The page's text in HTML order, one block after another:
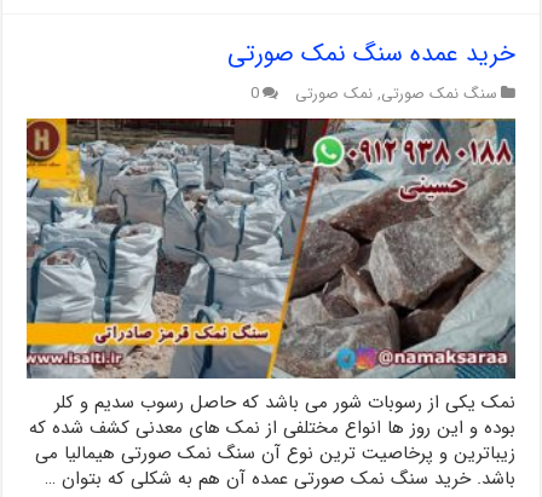
خرید عمده سنگ نمک صورتی
سنگ نمک صورتی, نمک صورتی 0
نمک یکی از رسوبات شور می باشد که حاصل رسوب سدیم و کلر
بوده و این روز ها انواع مختلفی از نمک ‌های معدنی کشف شده که
زیباترین و پرخاصیت ترین نوع آن سنگ نمک صورتی هیمالیا می
باشد. خرید سنگ نمک صورتی عمده آن هم به شکلی که بتوان …